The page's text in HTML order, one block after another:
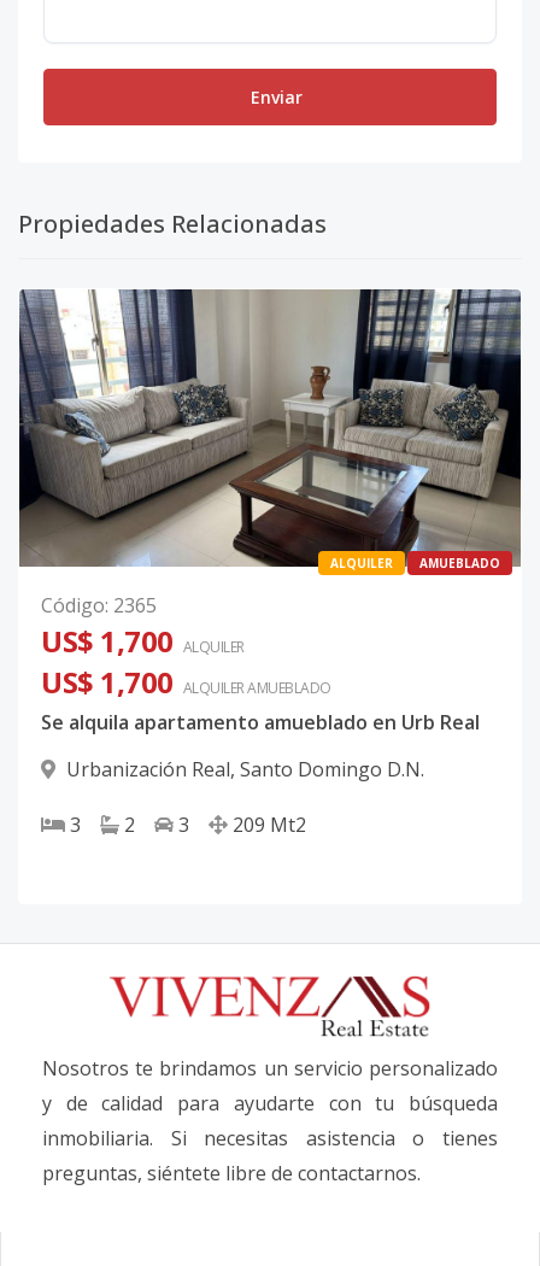
Enviar
Propiedades Relacionadas
ALQUILER AMUEBLADO
Código: 2365
US$ 1,700 ALQUILER
US$ 1,700 ALQUILERAMUEBLADO
Se alquila apartamento amueblado en Urb Real
Urbanización Real, Santo Domingo D.N.
3 2 3 209 Mt2
Nosotros te brindamos un servicio personalizado
y de calidad para ayudarte con tu búsqueda
inmobiliaria. Si necesitas asistencia o tienes
preguntas, siéntete libre de contactarnos.